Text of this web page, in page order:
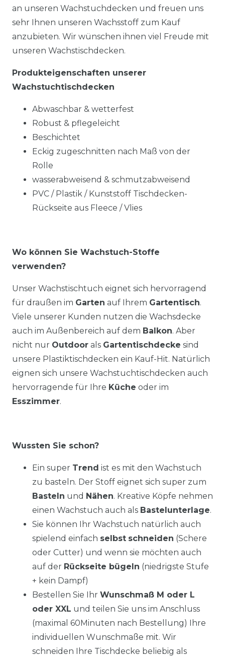
an unseren Wachstuchdecken und freuen uns
sehr Ihnen unseren Wachsstoff zum Kauf
anzubieten. Wir wünschen ihnen viel Freude mit
unseren Wachstischdecken.
Produkteigenschaften unserer
Wachstuchtischdecken
Abwaschbar & wetterfest
Robust & pflegeleicht
Beschichtet
Eckig zugeschnitten nach Maß von der
Rolle
wasserabweisend & schmutzabweisend
PVC / Plastik / Kunststoff Tischdecken-
Rückseite aus Fleece / Vlies
Wo können Sie Wachstuch-Stoffe
verwenden?
Unser Wachstischtuch eignet sich hervorragend
für draußen im Garten auf Ihrem Gartentisch.
Viele unserer Kunden nutzen die Wachsdecke
auch im Außenbereich auf dem Balkon. Aber
nicht nur Outdoor als Gartentischdecke sind
unsere Plastiktischdecken ein Kauf-Hit. Natürlich
eignen sich unsere Wachstuchtischdecken auch
hervorragende für Ihre Küche oder im
Esszimmer.
Wussten Sie schon?
Ein super Trend ist es mit den Wachstuch
zu basteln. Der Stoff eignet sich super zum
Basteln und Nähen. Kreative Köpfe nehmen
einen Wachstuch auch als Bastelunterlage.
Sie können Ihr Wachstuch natürlich auch
spielend einfach selbst schneiden (Schere
oder Cutter) und wenn sie möchten auch
auf der Rückseite bügeln (niedrigste Stufe
+ kein Dampf)
Bestellen Sie Ihr Wunschmaß M oder L
oder XXL und teilen Sie uns im Anschluss
(maximal 60Minuten nach Bestellung) Ihre
individuellen Wunschmaße mit. Wir
schneiden Ihre Tischdecke beliebig als